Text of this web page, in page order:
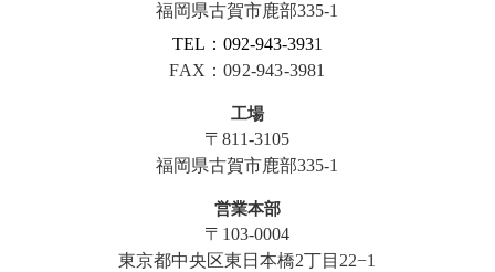
福岡県古賀市鹿部335-1
TEL：092-943-3931
FAX：092-943-3981
工場
〒811-3105
福岡県古賀市鹿部335-1
営業本部
〒103-0004
東京都中央区東日本橋2丁目22−1